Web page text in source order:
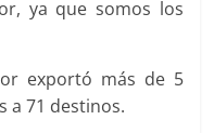
ya que somos los
exportó más de 5
a 71 destinos.